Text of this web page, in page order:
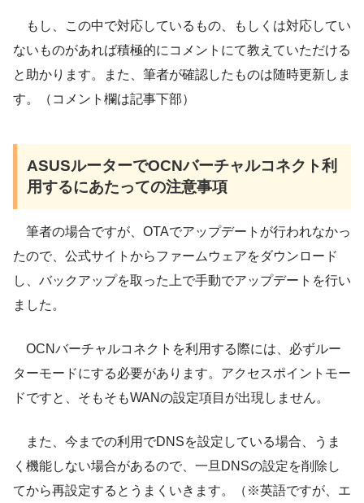
もし、この中で対応しているもの、もしくは対応してい
ないものがあれば積極的にコメントにて教えていただける
と助かります。また、筆者が確認したものは随時更新しま
す。（コメント欄は記事下部）
ASUSルーターでOCNバーチャルコネクト利
用するにあたっての注意事項
筆者の場合ですが、OTAでアップデートが行われなかっ
たので、公式サイトからファームウェアをダウンロード
し、バックアップを取った上で手動でアップデートを行い
ました。
OCNバーチャルコネクトを利用する際には、必ずルー
ターモードにする必要があります。アクセスポイントモー
ドですと、そもそもWANの設定項目が出現しません。
また、今までの利用でDNSを設定している場合、うま
く機能しない場合があるので、一旦DNSの設定を削除し
てから再設定するとうまくいきます。（※英語ですが、エ